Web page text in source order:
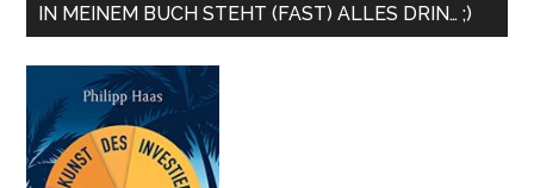
IN MEINEM BUCH STEHT (FAST) ALLES DRIN… ;)